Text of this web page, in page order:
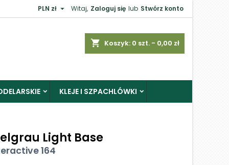
Witaj, Zaloguj się lub Stwórz konto
PLN zł 
shopping_cart Koszyk: 0 szt. - 0,00 zł
KLEJE I SZPACHLÓWKI
Light Base
164